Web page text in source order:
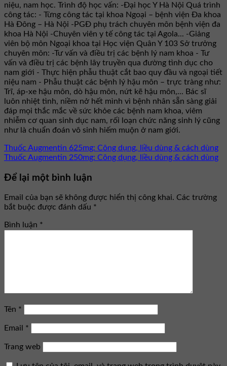
niệu, nam học. Trình độ học vấn: -Đại học Y Hà Nội Quá trình
công tác: - Từng công tác tại khoa Ngoại – bệnh viện Đa khoa
Hà Đông – Hà Nội -PGĐ phụ trách chuyên môn bệnh viện đa
khoa Hà Nội -Chuyên viên y tế công tác tại Agola... -Giảng
viên bộ môn Ngoại khoa tại Học viện Quân Y 103 Sở trưởng
chuyên môn: -Tư vấn và điều trị các bệnh lý nam khoa - Tư
vấn và điều trị các bệnh lây truyền qua đường tình dục cho
nam giới - Thực hiện phẫu thuật cắt bao quy đầu và ngoại tiết
niệu nam - Phẫu thuật các bệnh lý hậu môn – trực tràng như:
Trĩ, áp-xe hậu môn, dò hậu môn, nứt kẽ hậu môn,... Bác sĩ
luôn nhiệt tình, niềm nở hết mình vì bệnh nhân sẵn sàng giải
đáp mọi thắc mắc về sức khỏe các bệnh nam khoa, viêm
nhiễm cơ quan sinh dục nam, rối loạn chức năng sinh lý cũng
như là chuẩn đoán vô sinh hiếm muộn ở nam giới.
Thuốc Augmentin 625mg: Công dụng, liều dùng & cách dùng
Thuốc Augmentin 250mg: Công dụng, liều dùng & cách dùng
Để lại một bình luận
Email của bạn sẽ không được hiển thị công khai. Các trường
bắt buộc được đánh dấu *
Bình luận *
Tên *
Email *
Trang web